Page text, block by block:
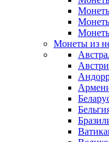
Монеты из